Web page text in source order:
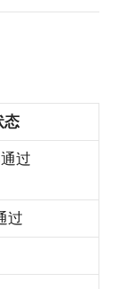
态
过
过